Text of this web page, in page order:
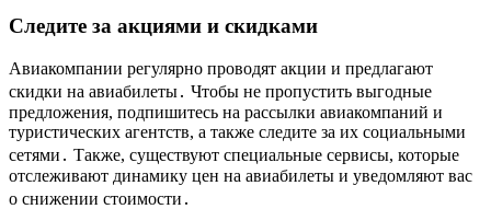
Следите за акциями и скидками
Авиакомпании регулярно проводят акции и предлагают
скидки на авиабилеты․ Чтобы не пропустить выгодные
предложения, подпишитесь на рассылки авиакомпаний и
туристических агентств, а также следите за их социальными
сетями․ Также, существуют специальные сервисы, которые
отслеживают динамику цен на авиабилеты и уведомляют вас
о снижении стоимости․